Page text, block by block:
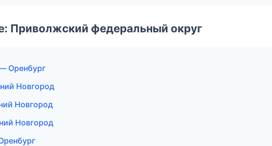
Приволжский федеральный округ
Оренбург
Новгород
Новгород
Новгород